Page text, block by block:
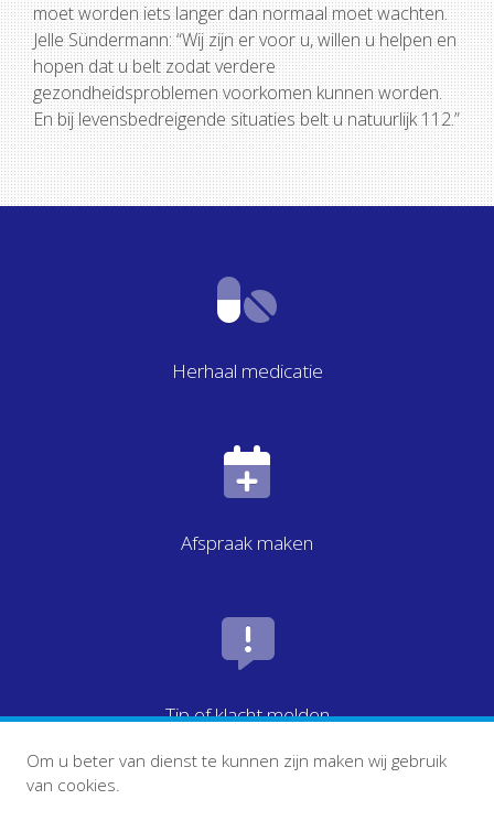
moet worden iets langer dan normaal moet wachten.
Jelle Sündermann: “Wij zijn er voor u, willen u helpen en
hopen dat u belt zodat verdere
gezondheidsproblemen voorkomen kunnen worden.
En bij levensbedreigende situaties belt u natuurlijk 112.”
Herhaal medicatie
Afspraak maken
Tip of klacht melden
Om u beter van dienst te kunnen zijn maken wij gebruik
van cookies.